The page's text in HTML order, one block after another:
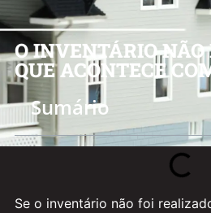
O INVENTÁRIO NÃO
QUE ACONTECE
Sumário
Se o inventário não foi